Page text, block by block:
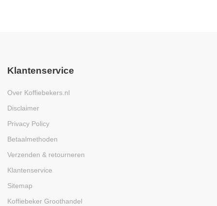
Klantenservice
Over Koffiebekers.nl
Disclaimer
Privacy Policy
Betaalmethoden
Verzenden & retourneren
Klantenservice
Sitemap
Koffiebeker Groothandel